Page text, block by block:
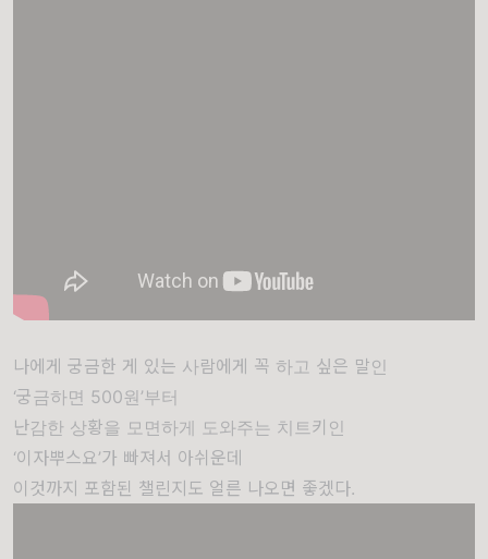
나에게 궁금한 게 있는 사람에게 꼭 하고 싶은 말인
‘궁금하면 500원’부터
난감한 상황을 모면하게 도와주는 치트키인
‘이자뿌스요’가 빠져서 아쉬운데
이것까지 포함된 챌린지도 얼른 나오면 좋겠다.